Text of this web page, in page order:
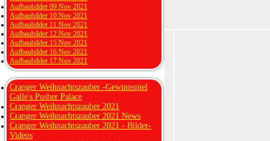
Aufbaubilder 09.Nov 2021
Aufbaubilder 10.Nov 2021
Aufbaubilder 11.Nov 2021
Aufbaubilder 12.Nov 2021
Aufbaubilder 15.Nov 2021
Aufbaubilder 16.Nov 2021
Aufbaubilder 17.Nov 2021
Cranger Weihnachtszauber -Gewinnspiel
Galle's Pusher Palace
Cranger Weihnachtszauber 2021
Cranger Weihnachtszauber 2021 News
Cranger Weihnachtszauber 2021 - Bilder-
Videos